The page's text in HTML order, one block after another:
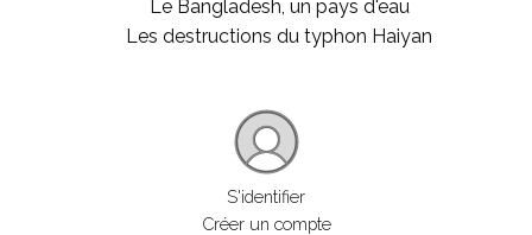
Le Bangladesh, un pays d'eau
Les destructions du typhon Haiyan
S'identifier
Créer un compte